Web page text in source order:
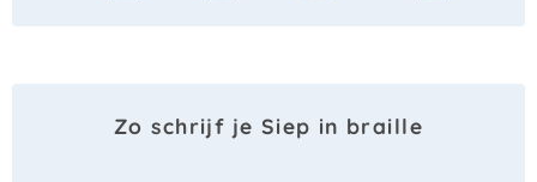
Zo schrijf je Siep in braille